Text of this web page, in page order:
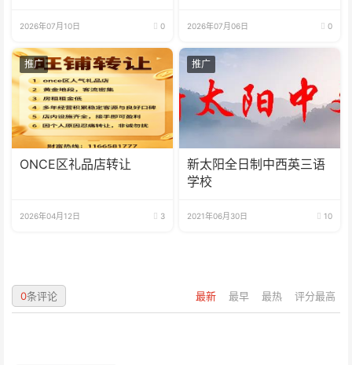
2026年07月10日 0 2026年07月06日 0
推广
ONCE区礼品店转让
2026年04月12日 3
推广
新太阳全日制中西英三语
学校
2021年06月30日 10
最新 最早 最热 评分最高
0条评论